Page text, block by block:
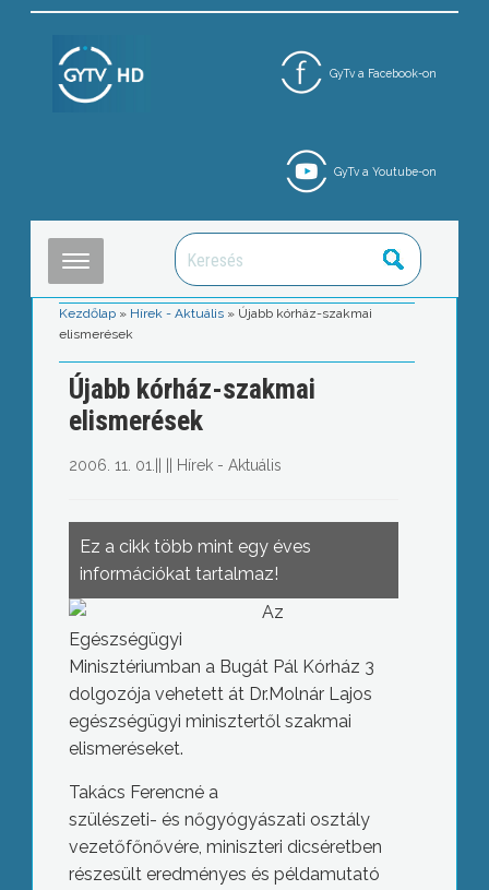
GyTv a Facebook-on
GyTv a Youtube-on
Kezdőlap » Hírek - Aktuális » Újabb kórház-szakmai
elismerések
Újabb kórház-szakmai
elismerések
2006. 11. 01. Hírek - Aktuális
Ez a cikk több mint egy éves
információkat tartalmaz!
Az
Egészségügyi
Minisztériumban a Bugát Pál Kórház 3
dolgozója vehetett át Dr.Molnár Lajos
egészségügyi minisztertől szakmai
elismeréseket.
Takács Ferencné a
szülészeti- és nőgyógyászati osztály
vezetőfőnővére, miniszteri dicséretben
részesült eredményes és példamutató